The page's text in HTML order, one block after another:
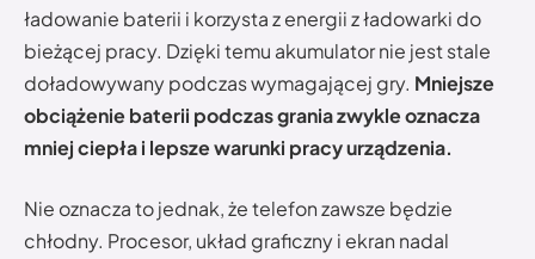
ładowanie baterii i korzysta z energii z ładowarki do
bieżącej pracy. Dzięki temu akumulator nie jest stale
doładowywany podczas wymagającej gry. Mniejsze
obciążenie baterii podczas grania zwykle oznacza
mniej ciepła i lepsze warunki pracy urządzenia.
Nie oznacza to jednak, że telefon zawsze będzie
chłodny. Procesor, układ graficzny i ekran nadal